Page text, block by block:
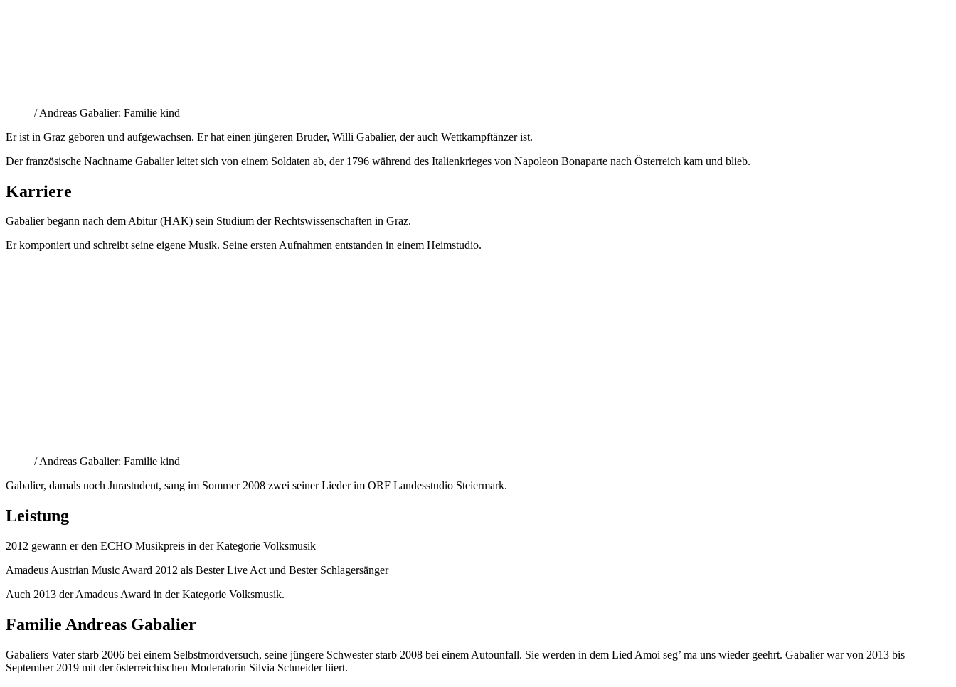
/ Andreas Gabalier: Familie kind
Er ist in Graz geboren und aufgewachsen. Er hat einen jüngeren Bruder, Willi Gabalier, der auch Wettkampftänzer ist.
Der französische Nachname Gabalier leitet sich von einem Soldaten ab, der 1796 während des Italienkrieges von Napoleon Bonaparte nach Österreich kam und blieb.
Karriere
Gabalier begann nach dem Abitur (HAK) sein Studium der Rechtswissenschaften in Graz.
Er komponiert und schreibt seine eigene Musik. Seine ersten Aufnahmen entstanden in einem Heimstudio.
/ Andreas Gabalier: Familie kind
Gabalier, damals noch Jurastudent, sang im Sommer 2008 zwei seiner Lieder im ORF Landesstudio Steiermark.
Leistung
2012 gewann er den ECHO Musikpreis in der Kategorie Volksmusik
Amadeus Austrian Music Award 2012 als Bester Live Act und Bester Schlagersänger
Auch 2013 der Amadeus Award in der Kategorie Volksmusik.
Familie Andreas Gabalier
Gabaliers Vater starb 2006 bei einem Selbstmordversuch, seine jüngere Schwester starb 2008 bei einem Autounfall. Sie werden in dem Lied Amoi seg’ ma uns wieder geehrt. Gabalier war von 2013 bis
September 2019 mit der österreichischen Moderatorin Silvia Schneider liiert.